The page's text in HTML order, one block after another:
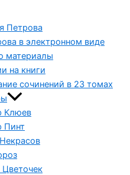
Петрова
в электронном виде
материалы
на книги
сочинений в 23 томах
Клюев
Пинт
Цветочек